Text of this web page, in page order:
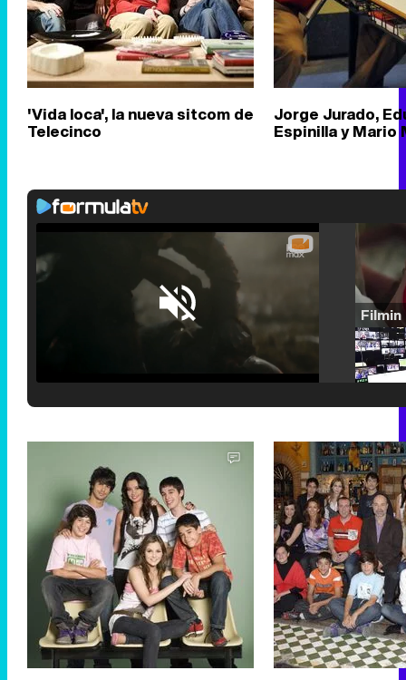
'Vida loca', la nueva sitcom de
Telecinco
Jorge Jurado,
Espinilla y Mario